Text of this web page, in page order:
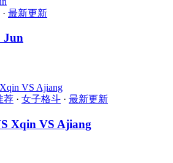
· 最新更新
Jun
荐 · 女子格斗 · 最新更新
Xqin VS Ajiang